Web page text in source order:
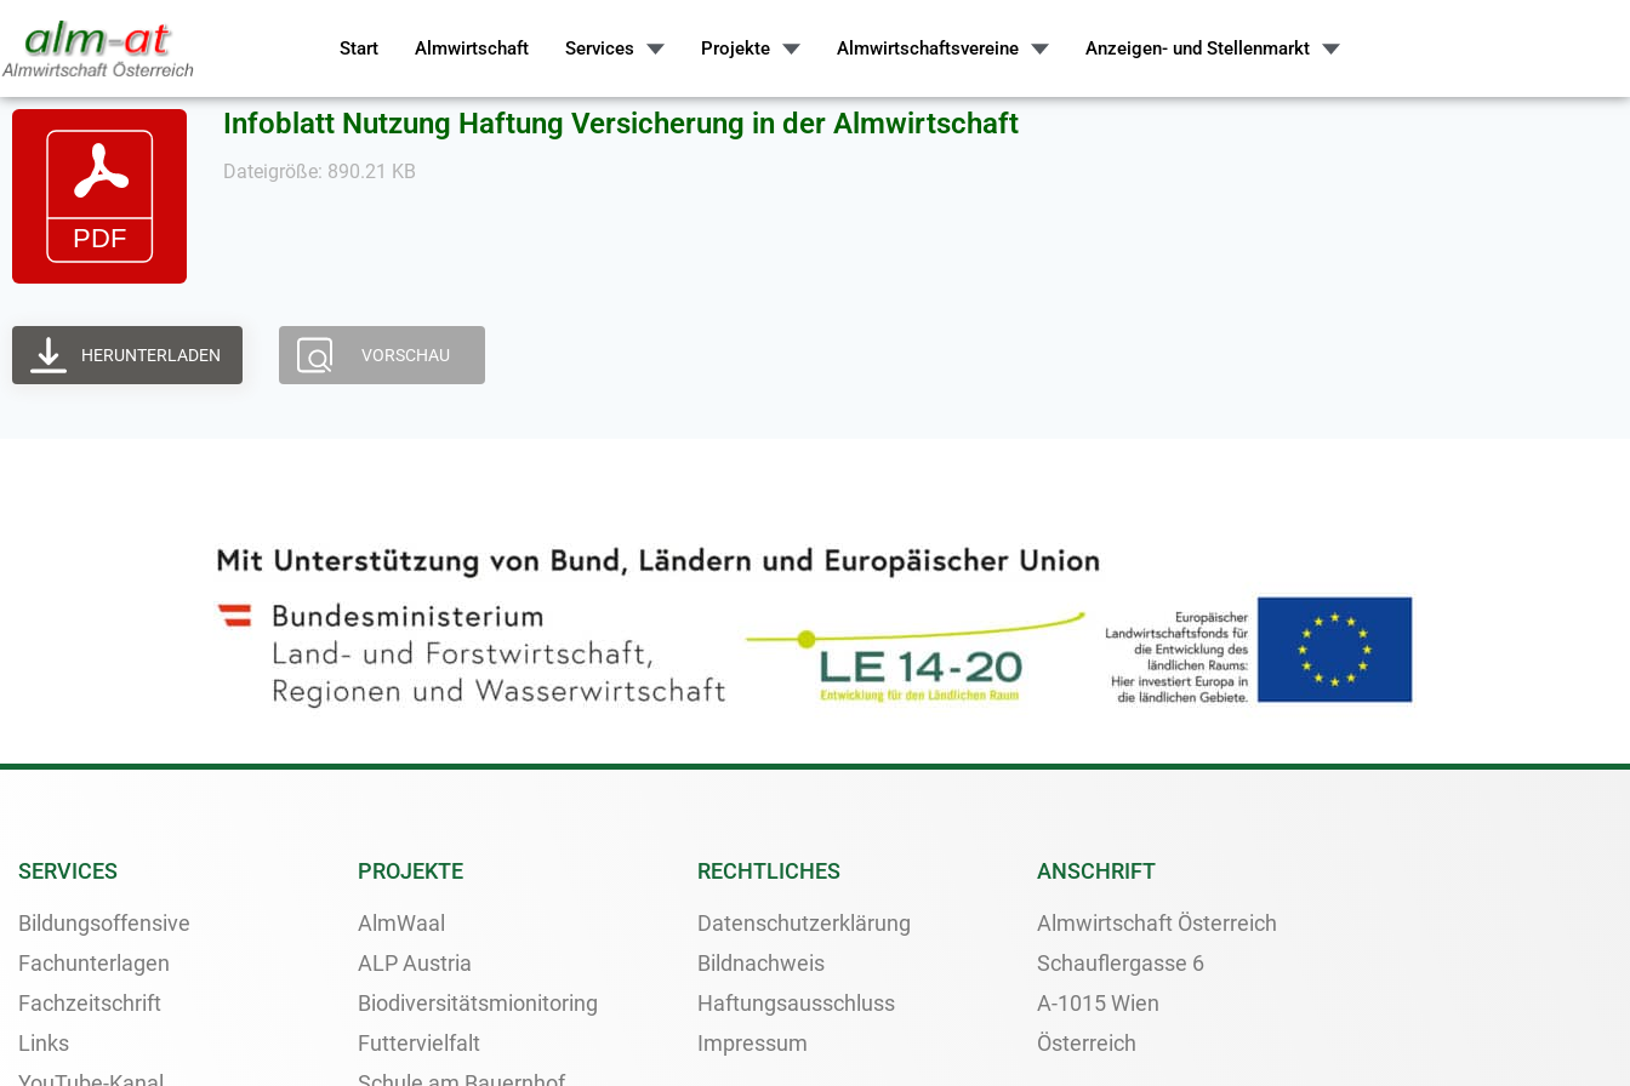
Start Almwirtschaft Services Projekte Almwirtschaftsvereine Anzeigen- und Stellenmarkt
Infoblatt Nutzung Haftung Versicherung in der Almwirtschaft
Dateigröße: 890.21 KB
HERUNTERLADEN VORSCHAU
SERVICES
Bildungsoffensive
Fachunterlagen
Fachzeitschrift
Links
PROJEKTE
AlmWaal
ALP Austria
Biodiversitätsmionitoring
Futtervielfalt
RECHTLICHES
Datenschutzerklärung
Bildnachweis
Haftungsausschluss
Impressum
ANSCHRIFT
Almwirtschaft Österreich
Schauflergasse 6
A-1015 Wien
Österreich